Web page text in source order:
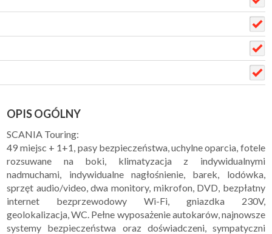
OPIS OGÓLNY
SCANIA Touring:
49 miejsc + 1+1, pasy bezpieczeństwa, uchylne oparcia, fotele
rozsuwane na boki, klimatyzacja z indywidualnymi
nadmuchami, indywidualne nagłośnienie, barek, lodówka,
sprzęt audio/video, dwa monitory, mikrofon, DVD, bezpłatny
internet bezprzewodowy Wi-Fi, gniazdka 230V,
geolokalizacja, WC. Pełne wyposażenie autokarów, najnowsze
systemy bezpieczeństwa oraz doświadczeni, sympatyczni